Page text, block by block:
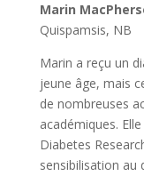
Marin
Quispamsis, NB
Marin a reçu un
jeune âge, mais
de nombreuses
académiques.
Diabetes
sensibilisation au